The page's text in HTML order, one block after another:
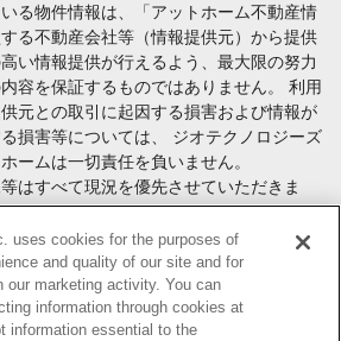
る物件情報は、「アットホーム不動産情
る不動産会社等（情報提供元）から提供
い情報提供が行えるよう、最大限の努力
容を保証するものではありません。 利用
元との取引に起因する損害および情報が
損害等については、 ジオテクノロジーズ
ームは一切責任を負いません。
はすべて現況を優先させていただきま
資金調達等を含みます）の際には、内容
各情報提供元より十分な説明を受け、ご自
ください。
のご掲載、その他不動産業務ソリューシ
社様のお問合せはこちら
uses cookies for the purposes of
and quality of our site and for
our marketing activity. You can
information through cookies at
information essential to the